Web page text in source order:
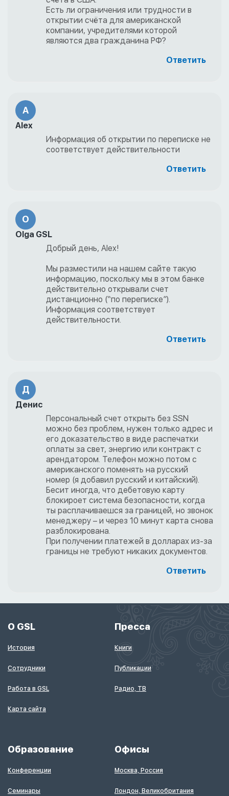
Есть ли ограничения или трудности в
открытии счёта для американской
компании, учредителями которой
являются два гражданина РФ?
Ответить
A
Alex
Информация об открытии по переписке не
соответствует действительности
Ответить
O
Olga GSL
Добрый день, Alex!
Мы разместили на нашем сайте такую
информацию, поскольку мы в этом банке
действительно открывали счет
дистанционно (“по переписке”).
Информация соответствует
действительности.
Ответить
Д
Денис
Персональный счет открыть без SSN
можно без проблем, нужен только адрес и
его доказательство в виде распечатки
оплаты за свет, энергию или контракт с
арендатором. Телефон можно потом с
американского поменять на русский
номер (я добавил русский и китайский).
Бесит иногда, что дебетовую карту
блокироет система безопасности, когда
ты расплачиваешся за границей, но звонок
менеджеру – и через 10 минут карта снова
разблокирована.
При получении платежей в долларах из-за
границы не требуют никаких документов.
Ответить
О GSL
История
Сотрудники
Работа в GSL
Карта сайта
Пресса
Книги
Публикации
Радио, ТВ
Образование
Конференции
Семинары
Офисы
Москва, Россия
Лондон, Великобритания